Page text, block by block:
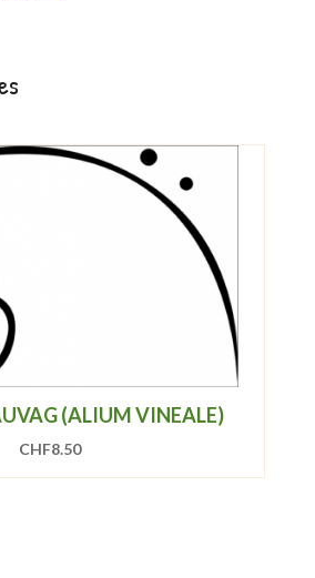
(ALIUM VINEALE)
CHF8.50